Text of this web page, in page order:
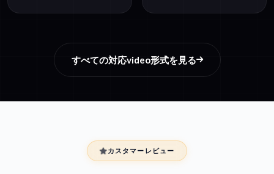
すべての対応video形式を見る
カスタマーレビュー